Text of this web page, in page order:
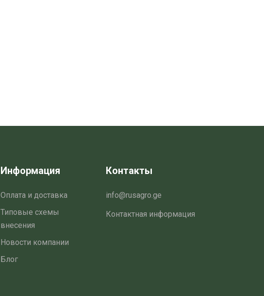
Информация
Оплата и доставка
Типовые схемы
внесения
Новости компании
Блог
Контакты
info@rusagro.ge
Контактная информация